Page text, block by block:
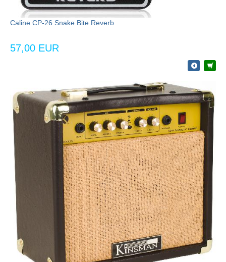
Caline CP-26 Snake Bite Reverb
57,00 EUR